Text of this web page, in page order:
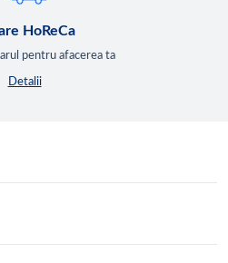
HoReCa
pentru afacerea ta
Detalii